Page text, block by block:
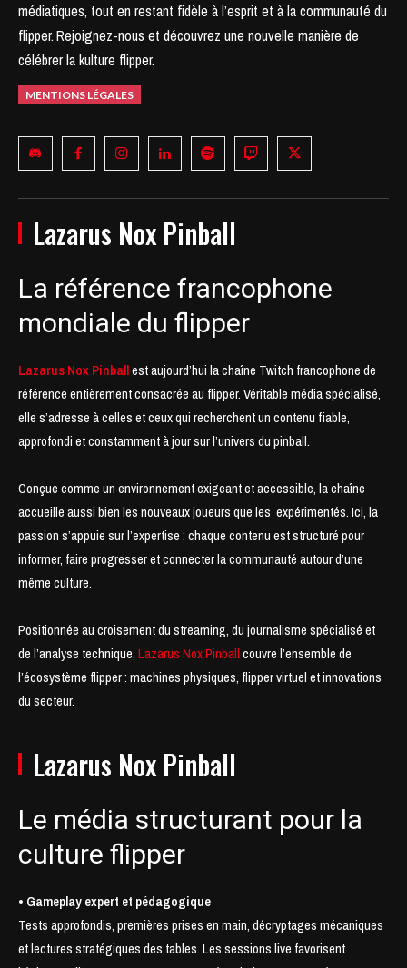
médiatiques, tout en restant fidèle à l’esprit et à la communauté du
flipper.Rejoignez-nous et découvrez une nouvelle manière de
célébrer la kulture flipper.
MENTIONS LÉGALES
Lazarus Nox Pinball
La référence francophone
mondiale du flipper
Lazarus Nox Pinballest aujourd’hui la chaîne Twitch francophone de
référence entièrement consacrée au flipper. Véritable média spécialisé,
elle s’adresse à celles et ceux qui recherchent un contenu fiable,
approfondi et constamment à jour sur l’univers du pinball.
Conçue comme un environnement exigeant et accessible, la chaîne
accueille aussi bien les nouveaux joueurs que les expérimentés. Ici, la
passion s’appuie sur l’expertise : chaque contenu est structuré pour
informer, faire progresser et connecter la communauté autour d’une
même culture.
Positionnée au croisement du streaming, du journalisme spécialisé et
de l’analyse technique,Lazarus Nox Pinballcouvre l’ensemble de
l’écosystème flipper : machines physiques, flipper virtuel et innovations
du secteur.
Lazarus Nox Pinball
Le média structurant pour la
culture flipper
• Gameplay expert et pédagogique
Tests approfondis, premières prises en main, décryptages mécaniques
et lectures stratégiques des tables. Les sessions live favorisent